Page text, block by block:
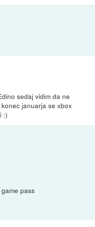
sedaj vidim da ne
januarja se xbox
:)
game pass